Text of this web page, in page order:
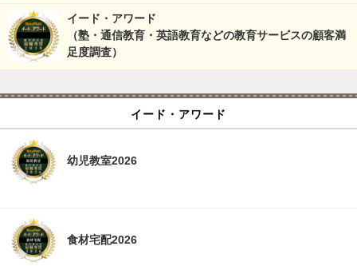
イード・アワード
（塾・通信教育・英語教育などの教育サービスの顧客満
足度調査）
イード・アワード
幼児教室2026
食材宅配2026